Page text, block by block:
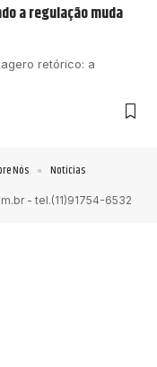
a regulação muda
retórico: a
- tel.(11)91754-6532
Nós Notícias